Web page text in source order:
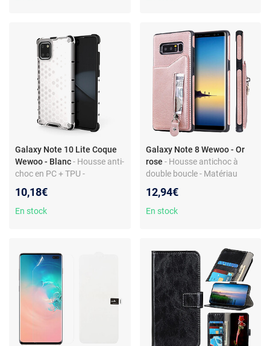
Galaxy Note 10 Lite Coque
Wewoo - Blanc- Housse anti-
choc en PC + TPU -
durable
10,18€
En stock
Galaxy Note 8 Wewoo - Or
rose - Housse antichoc à
double boucle - Matériau
complète
12,94€
En stock